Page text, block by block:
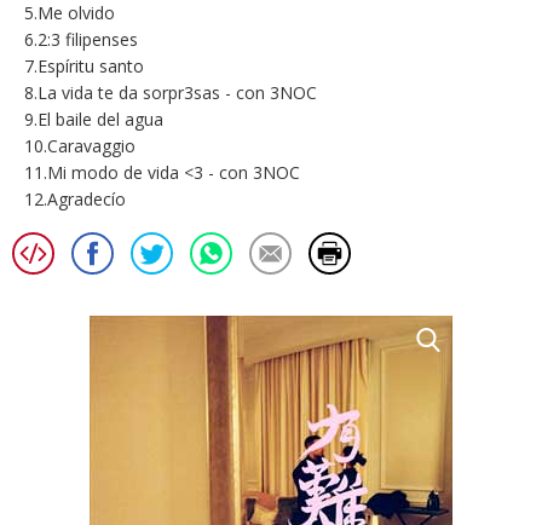
5.Me olvido
6.2:3 filipenses
7.Espíritu santo
8.La vida te da sorpr3sas - con 3NOC
9.El baile del agua
10.Caravaggio
11.Mi modo de vida <3 - con 3NOC
12.Agradecío